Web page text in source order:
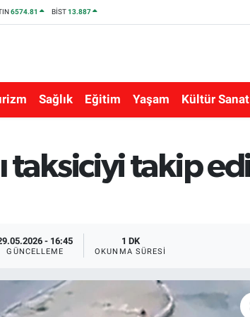
6574.81 BİST13.887
Sağlık Eğitim Yaşam Kültür Sanat
taksiciyi takip
- 16:45
GÜNCELLEME
1 DK
OKUNMA SÜRESI